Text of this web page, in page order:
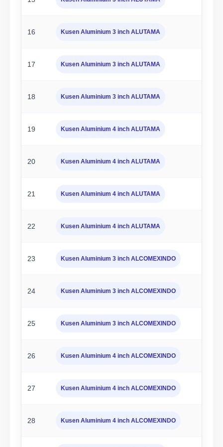
16 Kusen Aluminium 3 inch ALUTAMA
17 Kusen Aluminium 3 inch ALUTAMA
18 Kusen Aluminium 3 inch ALUTAMA
19 Kusen Aluminium 4 inch ALUTAMA
20 Kusen Aluminium 4 inch ALUTAMA
21 Kusen Aluminium 4 inch ALUTAMA
22 Kusen Aluminium 4 inch ALUTAMA
23 Kusen Aluminium 3 inch ALCOMEXINDO
24 Kusen Aluminium 3 inch ALCOMEXINDO
25 Kusen Aluminium 3 inch ALCOMEXINDO
26 Kusen Aluminium 4 inch ALCOMEXINDO
27 Kusen Aluminium 4 inch ALCOMEXINDO
28 Kusen Aluminium 4 inch ALCOMEXINDO